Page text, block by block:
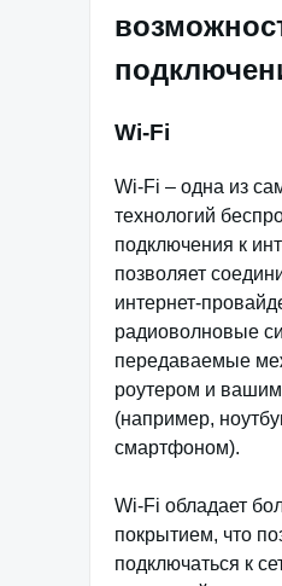
Wi-Fi
Wi-Fi – одна из
технологий
подключения к
позволяет
интернет-
радиоволновые
передаваемые
роутером и вашим
(например,
смартфоном).
Wi-Fi обладает
покрытием, что
подключаться к